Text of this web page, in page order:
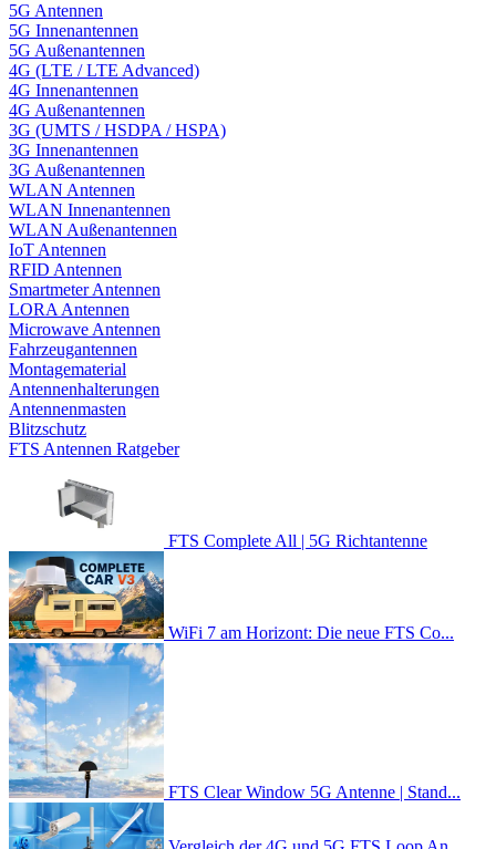
5G Antennen
5G Innenantennen
5G Außenantennen
4G (LTE / LTE Advanced)
4G Innenantennen
4G Außenantennen
3G (UMTS / HSDPA / HSPA)
3G Innenantennen
3G Außenantennen
WLAN Antennen
WLAN Innenantennen
WLAN Außenantennen
IoT Antennen
RFID Antennen
Smartmeter Antennen
LORA Antennen
Microwave Antennen
Fahrzeugantennen
Montagematerial
Antennenhalterungen
Antennenmasten
Blitzschutz
FTS Antennen Ratgeber
FTS Complete All | 5G Richtantenne
WiFi 7 am Horizont: Die neue FTS Co...
FTS Clear Window 5G Antenne | Stand...